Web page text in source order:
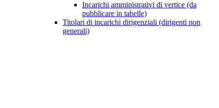
Incarichi amministrativi di vertice (da
pubblicare in tabelle)
Titolari di incarichi dirigenziali (dirigenti non
generali)